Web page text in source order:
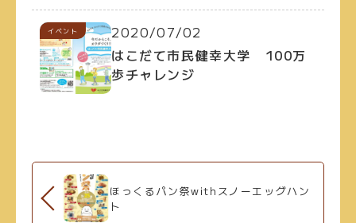
イベント
2020/07/02
はこだて市民健幸大学 100万
歩チャレンジ
ほっくるパン祭withスノーエッグハン
ト